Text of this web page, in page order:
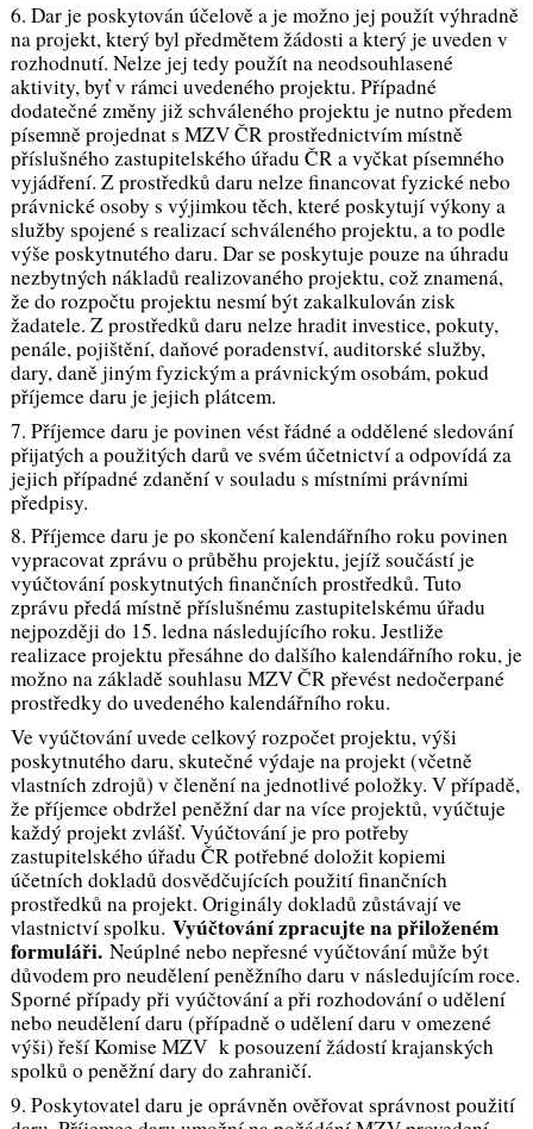
6. Dar je poskytován účelově a je možno jej použít výhradně
na projekt, který byl předmětem žádosti a který je uveden v
rozhodnutí. Nelze jej tedy použít na neodsouhlasené
aktivity, byť v rámci uvedeného projektu. Případné
dodatečné změny již schváleného projektu je nutno předem
písemně projednat s MZV ČR prostřednictvím místně
příslušného zastupitelského úřadu ČR a vyčkat písemného
vyjádření. Z prostředků daru nelze financovat fyzické nebo
právnické osoby s výjimkou těch, které poskytují výkony a
služby spojené s realizací schváleného projektu, a to podle
výše poskytnutého daru. Dar se poskytuje pouze na úhradu
nezbytných nákladů realizovaného projektu, což znamená,
že do rozpočtu projektu nesmí být zakalkulován zisk
žadatele. Z prostředků daru nelze hradit investice, pokuty,
penále, pojištění, daňové poradenství, auditorské služby,
dary, daně jiným fyzickým a právnickým osobám, pokud
příjemce daru je jejich plátcem.
7. Příjemce daru je povinen vést řádné a oddělené sledování
přijatých a použitých darů ve svém účetnictví a odpovídá za
jejich případné zdanění v souladu s místními právními
předpisy.
8. Příjemce daru je po skončení kalendářního roku povinen
vypracovat zprávu o průběhu projektu, jejíž součástí je
vyúčtování poskytnutých finančních prostředků. Tuto
zprávu předá místně příslušnému zastupitelskému úřadu
nejpozději do 15. ledna následujícího roku. Jestliže
realizace projektu přesáhne do dalšího kalendářního roku, je
možno na základě souhlasu MZV ČR převést nedočerpané
prostředky do uvedeného kalendářního roku.
Ve vyúčtování uvede celkový rozpočet projektu, výši
poskytnutého daru, skutečné výdaje na projekt (včetně
vlastních zdrojů) v členění na jednotlivé položky. V případě,
že příjemce obdržel peněžní dar na více projektů, vyúčtuje
každý projekt zvlášť. Vyúčtování je pro potřeby
zastupitelského úřadu ČR potřebné doložit kopiemi
účetních dokladů dosvědčujících použití finančních
prostředků na projekt. Originály dokladů zůstávají ve
vlastnictví spolku. Vyúčtování zpracujte na přiloženém
formuláři.Neúplné nebo nepřesné vyúčtování může být
důvodem pro neudělení peněžního daru v následujícím roce.
Sporné případy při vyúčtování a při rozhodování o udělení
nebo neudělení daru (případně o udělení daru v omezené
výši) řeší Komise MZV k posouzení žádostí krajanských
spolků o peněžní dary do zahraničí.
9. Poskytovatel daru je oprávněn ověřovat správnost použití